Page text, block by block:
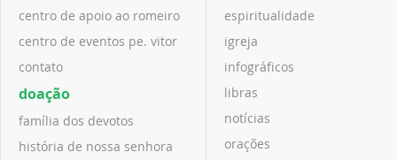
centro de apoio ao romeiro
centro de eventos pe. vitor
contato
doação
família dos devotos
história de nossa senhora
espiritualidade
igreja
infográficos
libras
notícias
orações